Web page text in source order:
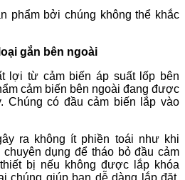
phẩm bởi chúng không thể khắc
gắn bên ngoài
lợi từ cảm biến áp suất lốp bên
cảm biến bên ngoài đang được
Chúng có đầu cảm biến lắp vào
ra không ít phiền toái như khi
dụng để tháo bỏ đầu cảm
bị nếu không được lắp khóa
chúng giúp bạn dễ dàng lắp đặt,